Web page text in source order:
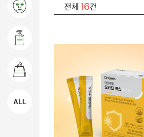
전체 16건
ALL